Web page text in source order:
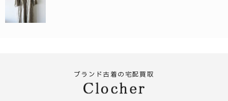
ブランド古着の宅配買取